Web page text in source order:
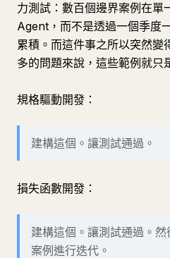
力測試：數百個邊界案例在單
Agent，而不是透過一個季度
累積。而這件事之所以突然變
多的問題來說，這些範例就只
規格驅動開發：
建構這個。讓測試通過。
損失函數開發：
建構這個。讓測試通過。
案例進行迭代。